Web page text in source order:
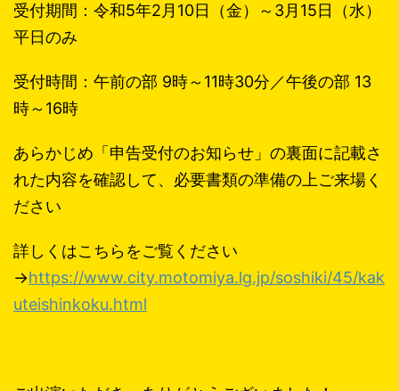
受付期間：令和5年2月10日（金）～3月15日（水）
平日のみ
受付時間：午前の部 9時～11時30分／午後の部 13
時～16時
あらかじめ「申告受付のお知らせ」の裏面に記載さ
れた内容を確認して、必要書類の準備の上ご来場く
ださい
詳しくはこちらをご覧ください
→https://www.city.motomiya.lg.jp/soshiki/45/kak
uteishinkoku.html